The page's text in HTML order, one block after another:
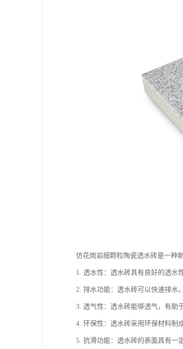
仿花岗岩细颗粒陶瓷透水砖是一种
1. 透水性：透水砖具有良好的透水
2. 排水功能：透水砖可以快速排水
3. 透气性：透水砖能够透气，有助
4. 环保性：透水砖采用环保材料制
5. 抗滑功能：透水砖的表面具有一